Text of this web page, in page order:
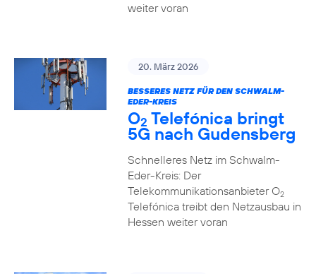
weiter voran
20. März 2026
BESSERES NETZ FÜR DEN SCHWALM-
EDER-KREIS
O2 Telefónica bringt
5G nach Gudensberg
Schnelleres Netz im Schwalm-
Eder-Kreis: Der
Telekommunikationsanbieter O2
Telefónica treibt den Netzausbau in
Hessen weiter voran